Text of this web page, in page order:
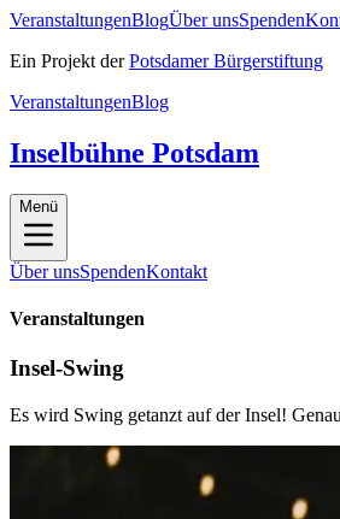
VeranstaltungenBlogÜber unsSpenden
Ein Projekt der Potsdamer Bürgerstiftung
VeranstaltungenBlog
Inselbühne Potsdam
Menü
Über unsSpendenKontakt
Veranstaltungen
Insel-Swing
Es wird Swing getanzt auf der Insel!